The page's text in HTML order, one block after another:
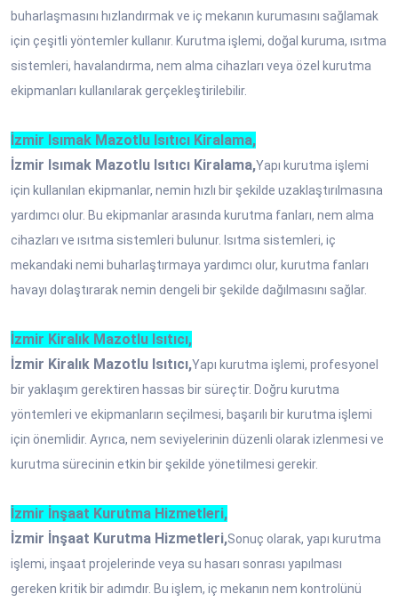
buharlaşmasını hızlandırmak ve iç mekanın kurumasını sağlamak
için çeşitli yöntemler kullanır. Kurutma işlemi, doğal kuruma, ısıtma
sistemleri, havalandırma, nem alma cihazları veya özel kurutma
ekipmanları kullanılarak gerçekleştirilebilir.
İzmir Isımak Mazotlu Isıtıcı Kiralama,
İzmir Isımak Mazotlu Isıtıcı Kiralama,Yapı kurutma işlemi
için kullanılan ekipmanlar, nemin hızlı bir şekilde uzaklaştırılmasına
yardımcı olur. Bu ekipmanlar arasında kurutma fanları, nem alma
cihazları ve ısıtma sistemleri bulunur. Isıtma sistemleri, iç
mekandaki nemi buharlaştırmaya yardımcı olur, kurutma fanları
havayı dolaştırarak nemin dengeli bir şekilde dağılmasını sağlar.
İzmir Kiralık Mazotlu Isıtıcı,
İzmir Kiralık Mazotlu Isıtıcı,Yapı kurutma işlemi, profesyonel
bir yaklaşım gerektiren hassas bir süreçtir. Doğru kurutma
yöntemleri ve ekipmanların seçilmesi, başarılı bir kurutma işlemi
için önemlidir. Ayrıca, nem seviyelerinin düzenli olarak izlenmesi ve
kurutma sürecinin etkin bir şekilde yönetilmesi gerekir.
İzmir İnşaat Kurutma Hizmetleri,
İzmir İnşaat Kurutma Hizmetleri,Sonuç olarak, yapı kurutma
işlemi, inşaat projelerinde veya su hasarı sonrası yapılması
gereken kritik bir adımdır. Bu işlem, iç mekanın nem kontrolünü